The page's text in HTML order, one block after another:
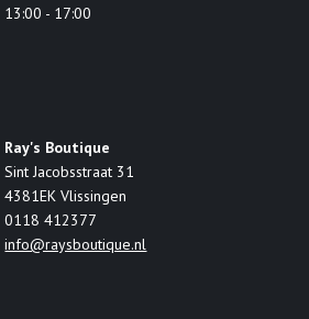
13:00 - 17:00
Ray's Boutique
Sint Jacobsstraat 31
4381EK Vlissingen
0118 412377
info@raysboutique.nl